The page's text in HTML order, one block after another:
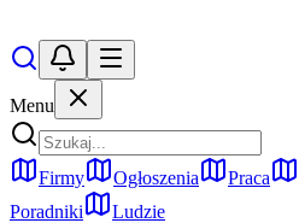
Menu
Firmy Ogłoszenia Praca
Poradniki
Ludzie